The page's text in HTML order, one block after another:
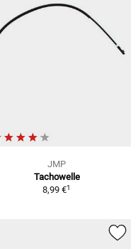
JMP
Tachowelle
8,99 €1